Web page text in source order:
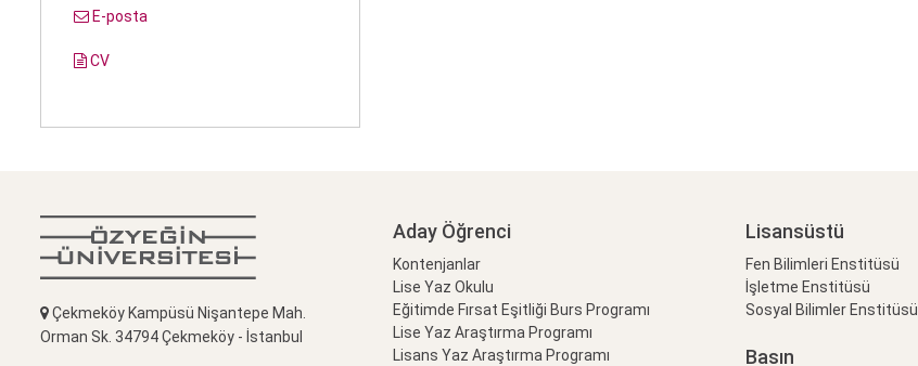
E-posta
CV
Çekmeköy Kampüsü Nişantepe Mah.
Orman Sk. 34794 Çekmeköy - İstanbul
Aday Öğrenci
Kontenjanlar
Lise Yaz Okulu
Eğitimde Fırsat Eşitliği Burs Programı
Lise Yaz Araştırma Programı
Lisans Yaz Araştırma Programı
Lisansüstü
Fen Bilimleri Enstitüsü
İşletme Enstitüsü
Sosyal Bilimler Enstitüsü
Basın